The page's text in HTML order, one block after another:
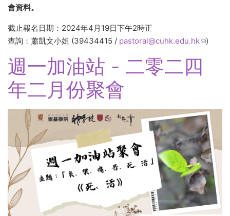
會資料。
截止報名日期：2024年4月19日下午2時正
查詢：蕭凱文小姐 (39434415 / pastoral@cuhk.edu.hk(link
e-mail)
)
週一加油站 - 二零二四
年二月份聚會